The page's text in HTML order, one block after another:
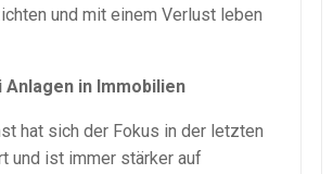
und mit einem Verlust leben
in Immobilien
hat sich der Fokus in der letzten
und ist immer stärker auf